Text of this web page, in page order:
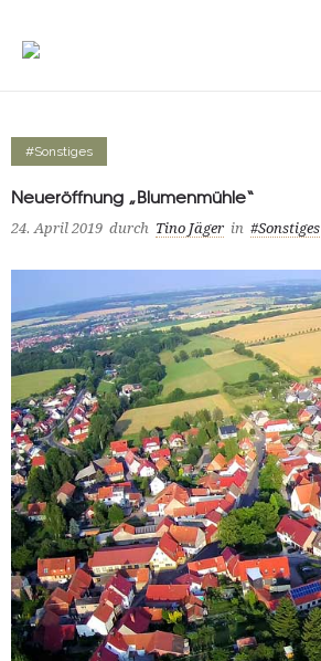
#Sonstiges
Neueröffnung „Blumenmühle“
24. April 2019 durch Tino Jäger in #Sonstiges